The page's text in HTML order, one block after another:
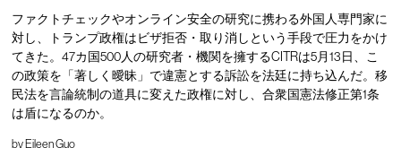
ファクトチェックやオンライン安全の研究に携わる外国人専門家に
対し、トランプ政権はビザ拒否・取り消しという手段で圧力をかけ
てきた。47カ国500人の研究者・機関を擁するCITRは5月13日、こ
の政策を「著しく曖昧」で違憲とする訴訟を法廷に持ち込んだ。移
民法を言論統制の道具に変えた政権に対し、合衆国憲法修正第1条
は盾になるのか。
by Eileen Guo